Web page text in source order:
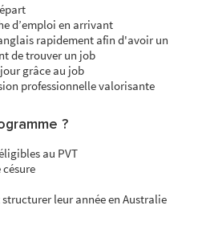
d’emploi en arrivant
rapidement afin d'avoir un
de trouver un job
grâce au job
professionnelle valorisante
?
au PVT
leur année en Australie